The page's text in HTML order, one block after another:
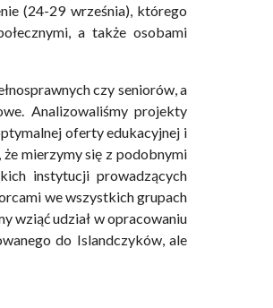
(24-29 września), którego
a także osobami
czy seniorów, a
Analizowaliśmy projekty
oferty edukacyjnej i
mierzymy się z podobnymi
instytucji prowadzących
we wszystkich grupach
wziąć udział w opracowaniu
do Islandczyków, ale